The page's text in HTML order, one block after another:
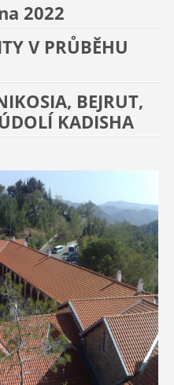
2022
V PRŮBĚHU
BEJRUT,
KADISHA